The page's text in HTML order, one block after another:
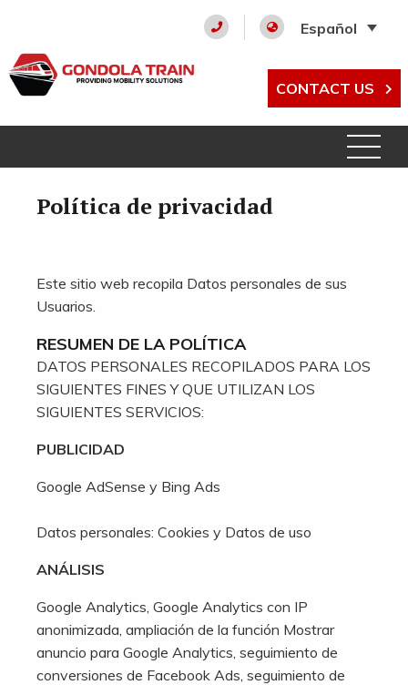
Español
CONTACT US
Política de privacidad
Este sitio web recopila Datos personales de sus
Usuarios.
RESUMEN DE LA POLÍTICA
DATOS PERSONALES RECOPILADOS PARA LOS
SIGUIENTES FINES Y QUE UTILIZAN LOS
SIGUIENTES SERVICIOS:
PUBLICIDAD
Google AdSense y Bing Ads
Datos personales: Cookies y Datos de uso
ANÁLISIS
Google Analytics, Google Analytics con IP
anonimizada, ampliación de la función Mostrar
anuncio para Google Analytics, seguimiento de
conversiones de Facebook Ads, seguimiento de